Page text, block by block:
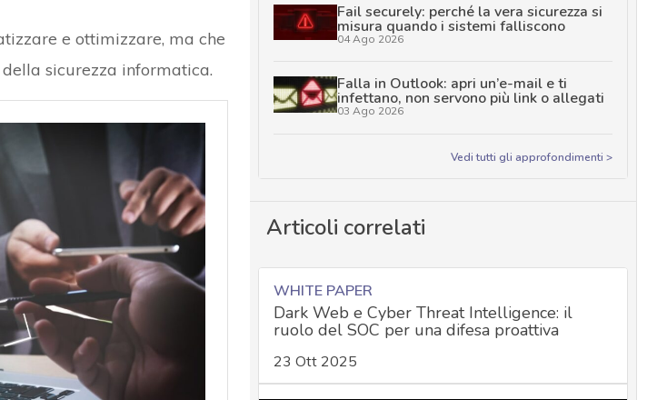
e ottimizzare, ma che
sicurezza informatica.
Fail securely: perché la vera sicurezza si
misura quando i sistemi falliscono
04 Ago 2026
Falla in Outlook: apri un’e-mail e ti
infettano, non servono più link o allegati
03 Ago 2026
Vedi tutti gli approfondimenti >
Articoli correlati
WHITE PAPER
Dark Web e Cyber Threat Intelligence: il
ruolo del SOC per una difesa proattiva
23 Ott 2025